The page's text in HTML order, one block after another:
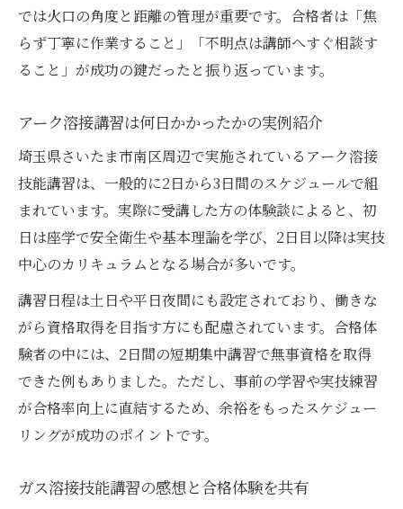
では火口の角度と距離の管理が重要です。合格者は「焦
らず丁寧に作業すること」「不明点は講師へすぐ相談す
ること」が成功の鍵だったと振り返っています。
アーク溶接講習は何日かかったかの実例紹介
埼玉県さいたま市南区周辺で実施されているアーク溶接
技能講習は、一般的に2日から3日間のスケジュールで組
まれています。実際に受講した方の体験談によると、初
日は座学で安全衛生や基本理論を学び、2日目以降は実技
中心のカリキュラムとなる場合が多いです。
講習日程は土日や平日夜間にも設定されており、働きな
がら資格取得を目指す方にも配慮されています。合格体
験者の中には、2日間の短期集中講習で無事資格を取得
できた例もありました。ただし、事前の学習や実技練習
が合格率向上に直結するため、余裕をもったスケジュー
リングが成功のポイントです。
ガス溶接技能講習の感想と合格体験を共有